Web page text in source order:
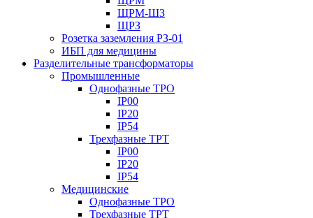
ЩРМ-ШЗ
ЩРЗ
Розетка заземления РЗ-01
ИБП для медицины
Разделительные трансформаторы
Промышленные
Однофазные ТРО
IP00
IP20
IP54
Трехфазные ТРТ
IP00
IP20
IP54
Медицинские
Однофазные ТРО
Трехфазные ТРТ